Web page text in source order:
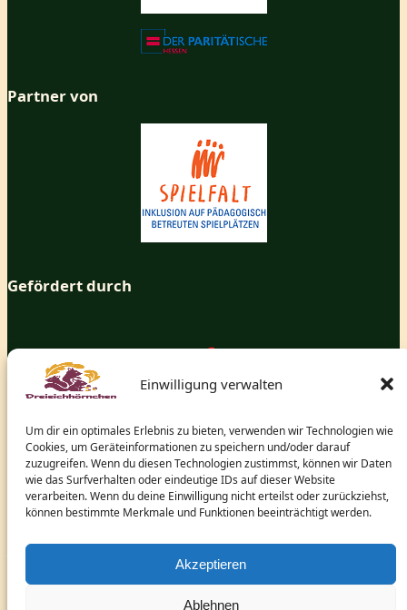
Einwilligung verwalten
Um dir ein optimales Erlebnis zu bieten, verwenden wir Technologien wie
Cookies, um Geräteinformationen zu speichern und/oder darauf
zuzugreifen. Wenn du diesen Technologien zustimmst, können wir Daten
wie das Surfverhalten oder eindeutige IDs auf dieser Website
verarbeiten. Wenn du deine Einwilligung nicht erteilst oder zurückziehst,
können bestimmte Merkmale und Funktionen beeinträchtigt werden.
Akzeptieren
Ablehnen
Partner von
Gefördert durch
Jugend und Soziales.